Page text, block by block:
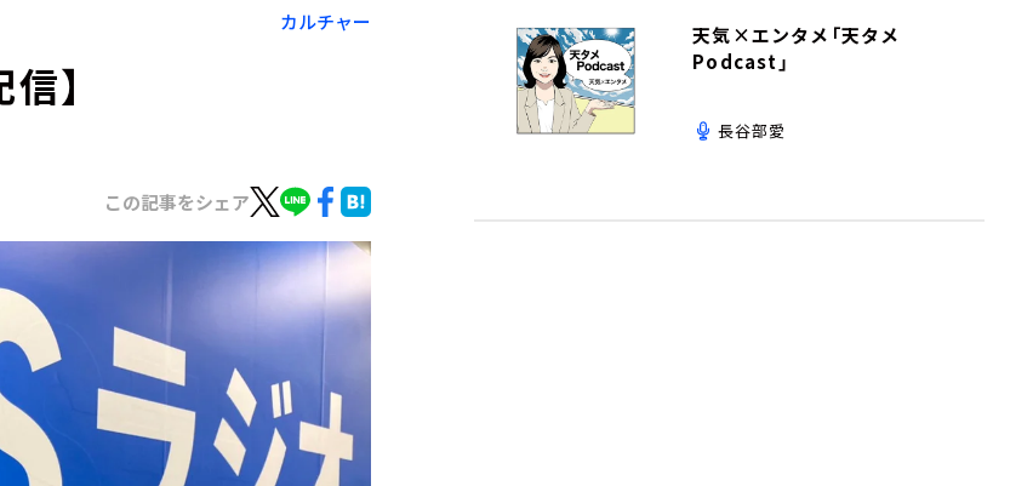
カルチャー
】
この記事をシェア
天気×エンタメ「天タメ
Podcast」
長谷部愛